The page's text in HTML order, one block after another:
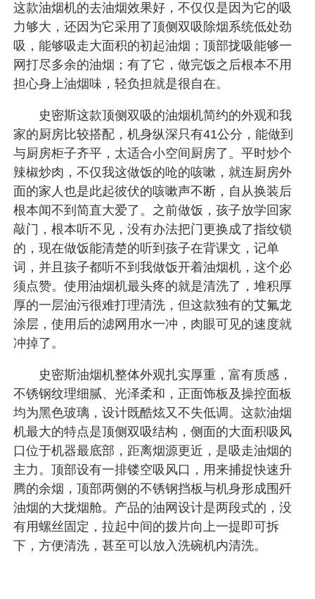
这款油烟机的去油烟效果好，不仅仅是因为它的吸
力够大，还因为它采用了顶侧双吸除烟系统低处劲
吸，能够吸走大面积的初起油烟；顶部拢吸能够一
网打尽多余的油烟；有了它，做完饭之后根本不用
担心身上油烟味，轻负担就是很自在。
史密斯这款顶侧双吸的油烟机简约的外观和我
家的厨房比较搭配，机身纵深只有41公分，能做到
与厨房柜子齐平，太适合小空间厨房了。平时炒个
辣椒炒肉，不仅我这做饭的呛的咳嗽，就连厨房外
面的家人也是此起彼伏的咳嗽声不断，自从换装后
根本闻不到简直大爱了。之前做饭，孩子放学回家
敲门，根本听不见，没有办法把门更换成了指纹锁
的，现在做饭能清楚的听到孩子在背课文，记单
词，并且孩子都听不到我做饭开着油烟机，这个必
须点赞。使用油烟机最头疼的就是清洗了，堆积厚
厚的一层油污很难打理清洗，但这款独有的艾氟龙
涂层，使用后的滤网用水一冲，肉眼可见的速度就
冲掉了。
史密斯油烟机整体外观扎实厚重，富有质感，
不锈钢纹理细腻、光泽柔和，正面饰板及操控面板
均为黑色玻璃，设计既酷炫又不失低调。这款油烟
机最大的特点是顶侧双吸结构，侧面的大面积吸风
口位于机器最底部，距离烟源更近，是吸走油烟的
主力。顶部设有一排镂空吸风口，用来捕捉快速升
腾的余烟，顶部两侧的不锈钢挡板与机身形成围歼
油烟的大拢烟舱。产品的油网设计是两段式的，没
有用螺丝固定，拉起中间的拨片向上一提即可拆
下，方便清洗，甚至可以放入洗碗机内清洗。